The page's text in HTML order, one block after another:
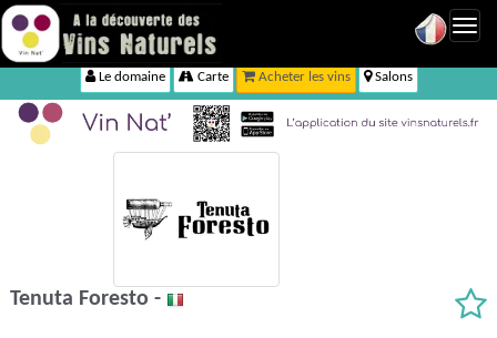
Le domaine Carte Acheter les vins Salons
Tenuta Foresto -